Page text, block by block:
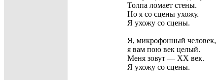
Толпа ломает стены.
Но я со сцены ухожу.
Я ухожу со сцены.
Я, микрофонный человек,
я вам пою век целый.
Меня зовут — XX век.
Я ухожу со сцены.